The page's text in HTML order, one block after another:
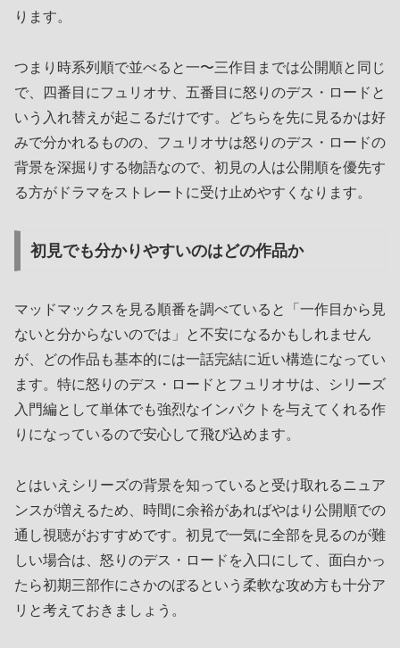
ります。
つまり時系列順で並べると一〜三作目までは公開順と同じ
で、四番目にフュリオサ、五番目に怒りのデス・ロードと
いう入れ替えが起こるだけです。どちらを先に見るかは好
みで分かれるものの、フュリオサは怒りのデス・ロードの
背景を深掘りする物語なので、初見の人は公開順を優先す
る方がドラマをストレートに受け止めやすくなります。
初見でも分かりやすいのはどの作品か
マッドマックスを見る順番を調べていると「一作目から見
ないと分からないのでは」と不安になるかもしれません
が、どの作品も基本的には一話完結に近い構造になってい
ます。特に怒りのデス・ロードとフュリオサは、シリーズ
入門編として単体でも強烈なインパクトを与えてくれる作
りになっているので安心して飛び込めます。
とはいえシリーズの背景を知っていると受け取れるニュア
ンスが増えるため、時間に余裕があればやはり公開順での
通し視聴がおすすめです。初見で一気に全部を見るのが難
しい場合は、怒りのデス・ロードを入口にして、面白かっ
たら初期三部作にさかのぼるという柔軟な攻め方も十分ア
リと考えておきましょう。